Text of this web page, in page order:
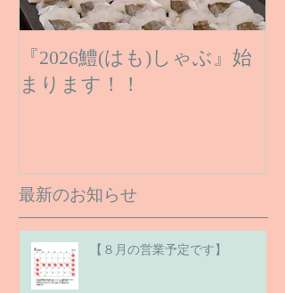
『2026鱧(はも)しゃぶ』始
まります！！
最新のお知らせ
【８月の営業予定です】